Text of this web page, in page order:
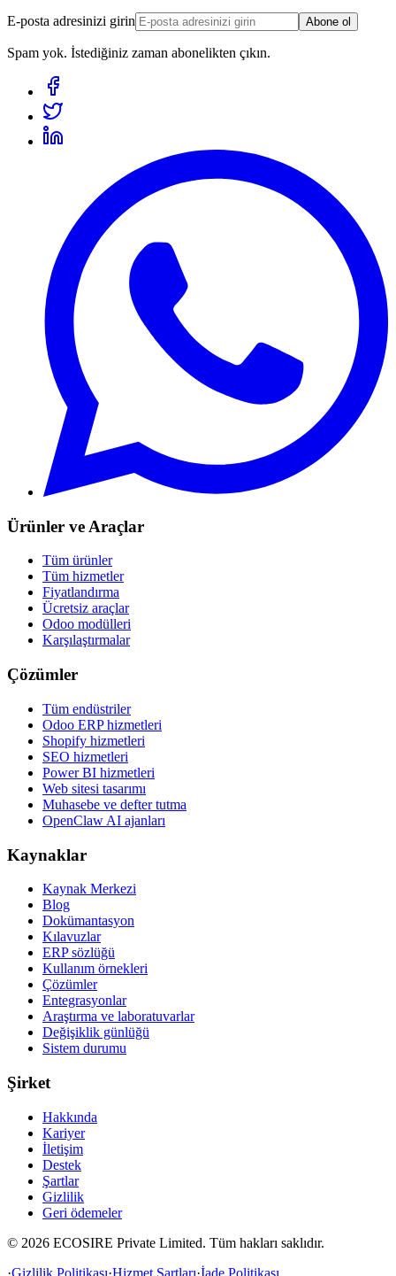
E-posta adresinizi girin Abone ol
Spam yok. İstediğiniz zaman abonelikten çıkın.
Ürünler ve Araçlar
Tüm ürünler
Tüm hizmetler
Fiyatlandırma
Ücretsiz araçlar
Odoo modülleri
Karşılaştırmalar
Çözümler
Tüm endüstriler
Odoo ERP hizmetleri
Shopify hizmetleri
SEO hizmetleri
Power BI hizmetleri
Web sitesi tasarımı
Muhasebe ve defter tutma
OpenClaw AI ajanları
Kaynaklar
Kaynak Merkezi
Blog
Dokümantasyon
Kılavuzlar
ERP sözlüğü
Kullanım örnekleri
Çözümler
Entegrasyonlar
Araştırma ve laboratuvarlar
Değişiklik günlüğü
Sistem durumu
Şirket
Hakkında
Kariyer
İletişim
Destek
Şartlar
Gizlilik
Geri ödemeler
© 2026 ECOSIRE Private Limited. Tüm hakları saklıdır.
·Gizlilik Politikası·Hizmet Şartları·İade Politikası